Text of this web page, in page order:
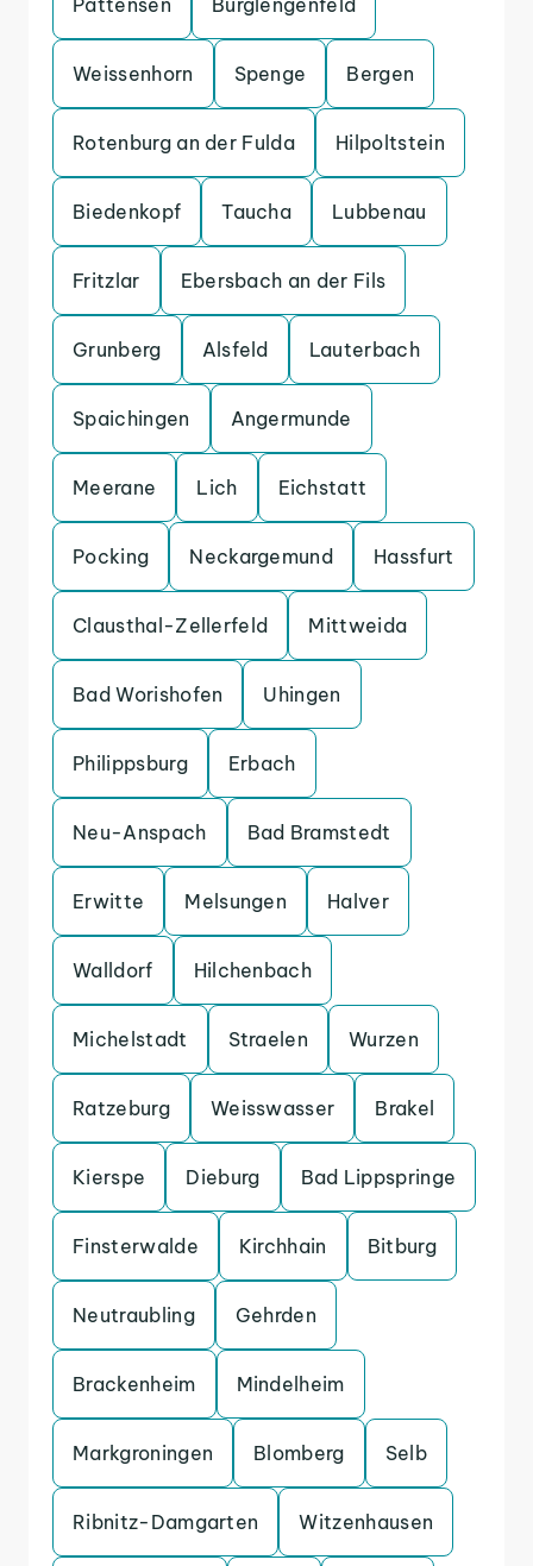
Pattensen Burglengenfeld
Weissenhorn Spenge Bergen
Rotenburg an der Fulda Hilpoltstein
Biedenkopf Taucha Lubbenau
Fritzlar Ebersbach an der Fils
Grunberg Alsfeld Lauterbach
Spaichingen Angermunde
Meerane Lich Eichstatt
Pocking Neckargemund Hassfurt
Clausthal-Zellerfeld Mittweida
Bad Worishofen Uhingen
Philippsburg Erbach
Neu-Anspach Bad Bramstedt
Erwitte Melsungen Halver
Walldorf Hilchenbach
Michelstadt Straelen Wurzen
Ratzeburg Weisswasser Brakel
Kierspe Dieburg Bad Lippspringe
Finsterwalde Kirchhain Bitburg
Neutraubling Gehrden
Brackenheim Mindelheim
Markgroningen Blomberg Selb
Ribnitz-Damgarten Witzenhausen